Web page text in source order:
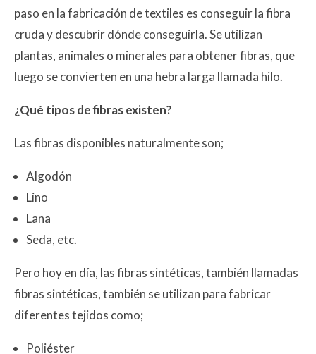
paso en la fabricación de textiles es conseguir la fibra
cruda y descubrir dónde conseguirla. Se utilizan
plantas, animales o minerales para obtener fibras, que
luego se convierten en una hebra larga llamada hilo.
¿Qué tipos de fibras existen?
Las fibras disponibles naturalmente son;
Algodón
Lino
Lana
Seda, etc.
Pero hoy en día, las fibras sintéticas, también llamadas
fibras sintéticas, también se utilizan para fabricar
diferentes tejidos como;
Poliéster